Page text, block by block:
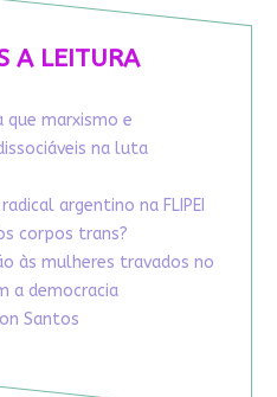
A LEITURA
marxismo e
na luta
argentino na FLIPEI
corpos trans?
às mulheres travados no
a democracia
Santos